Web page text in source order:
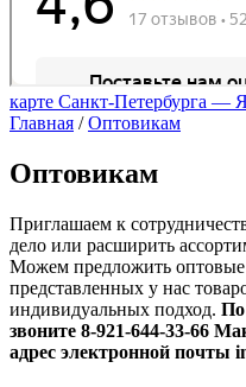
карте Санкт‑Петербурга —
Главная /Оптовикам
Оптовикам
Приглашаем к
дело или расширить
Можем предложить оптовые
представленных у нас
индивидуальных подход. По
звоните 8-921-644-33-66
адрес электронной почты